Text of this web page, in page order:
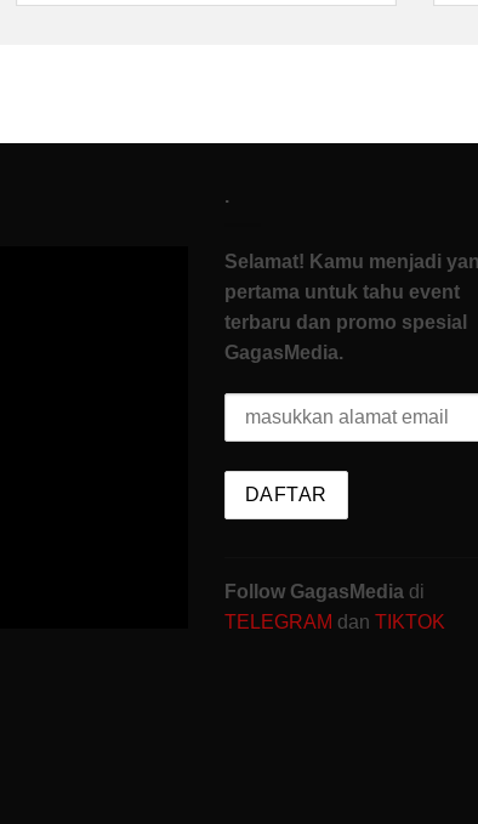
.
Selamat! Kamu menjadi
pertama untuk tahu event
terbaru dan promo spesial
GagasMedia.
Follow GagasMedia di
TELEGRAM dan TIKTOK